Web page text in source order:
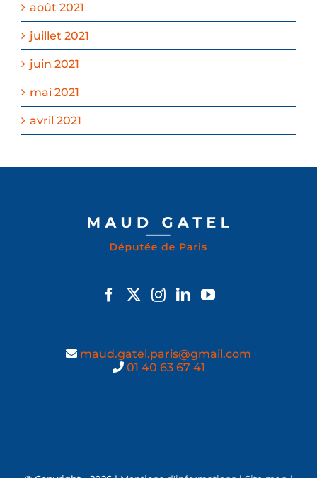
août 2021
juillet 2021
juin 2021
mai 2021
avril 2021
maud.gatel.paris@gmail.com
01 40 63 67 41